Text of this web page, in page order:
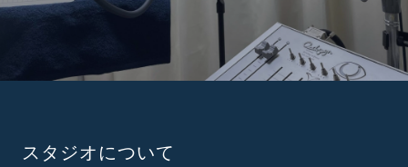
スタジオについて